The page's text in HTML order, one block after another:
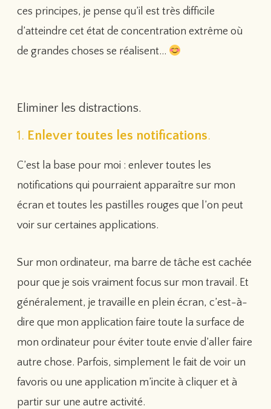
ces principes, je pense qu’il est très difficile
d’atteindre cet état de concentration extrême où
de grandes choses se réalisent…
Eliminer les distractions.
1. Enlever toutes les notifications.
C’est la base pour moi : enlever toutes les
notifications qui pourraient apparaître sur mon
écran et toutes les pastilles rouges que l’on peut
voir sur certaines applications.
Sur mon ordinateur, ma barre de tâche est cachée
pour que je sois vraiment focus sur mon travail. Et
généralement, je travaille en plein écran, c’est-à-
dire que mon application faire toute la surface de
mon ordinateur pour éviter toute envie d’aller faire
autre chose. Parfois, simplement le fait de voir un
favoris ou une application m’incite à cliquer et à
partir sur une autre activité.